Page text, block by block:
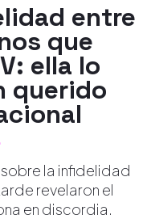
entre
que
ella lo
querido
sobre la infidelidad
revelaron el
en discordia.